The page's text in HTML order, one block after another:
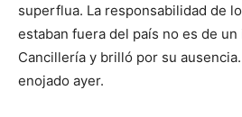
superflua. La responsabilidad de
estaban fuera del país no es de
Cancillería y brilló por su
enojado ayer.